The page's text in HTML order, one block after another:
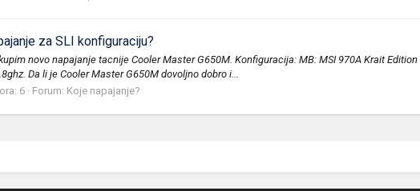
za SLI konfiguraciju?
novo napajanje tacnije Cooler Master G650M. Konfiguracija: MB: MSI 970A Krait Edition
Da li je Cooler Master G650M dovoljno dobro i...
6 Forum: Koje napajanje?